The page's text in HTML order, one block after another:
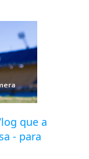
que a
- para